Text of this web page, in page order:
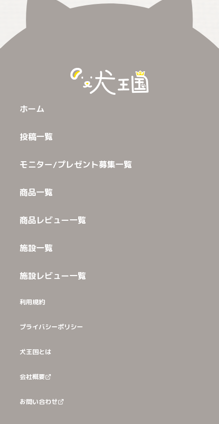
ホーム
投稿一覧
モニター/プレゼント募集一覧
商品一覧
商品レビュー一覧
施設一覧
施設レビュー一覧
利用規約
プライバシーポリシー
犬王国とは
会社概要
お問い合わせ